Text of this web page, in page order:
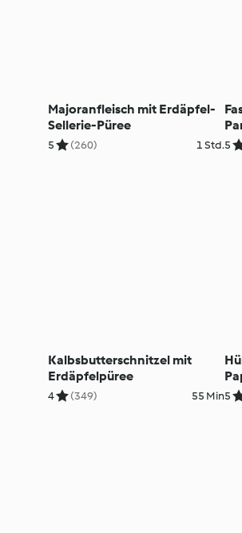
Majoranfleisch mit Erdäpfel-
Sellerie-Püree
5 (260) 1 Std.5
Kalbsbutterschnitzel mit
Erdäpfelpüree
4 (349) 55 Min5